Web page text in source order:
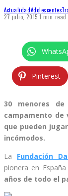
ActualidadAdolescentes
27 julio, 2015 1 min read
Pinterest
30 menores
campamento de
que pueden
incómodos.
La Fundación
pionera en España
años de todo el